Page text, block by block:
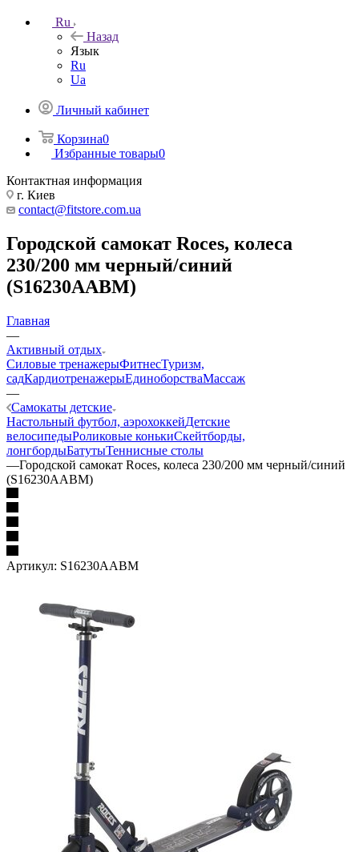
Ru
Назад
Язык
Ru
Ua
Личный кабинет
Корзина0
Избранные товары0
Контактная информация
г. Киев
contact@fitstore.com.ua
Городской самокат Roces, колеса
230/200 мм черный/синий
(S16230AABM)
Главная
—
Активный отдых
Силовые тренажерыФитнесТуризм,
садКардиотренажерыЕдиноборстваМассаж
—
Самокаты детские
Настольный футбол, аэрохоккейДетские
велосипедыРоликовые конькиСкейтборды,
лонгбордыБатутыТеннисные столы
—Городской самокат Roces, колеса 230/200 мм черный/синий
(S16230AABM)
Артикул: S16230AABM